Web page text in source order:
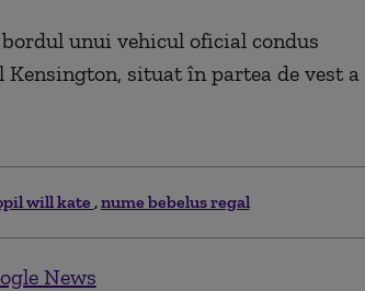
unui vehicul oficial condus
situat în partea de vest a
will kate nume bebelus regal
News